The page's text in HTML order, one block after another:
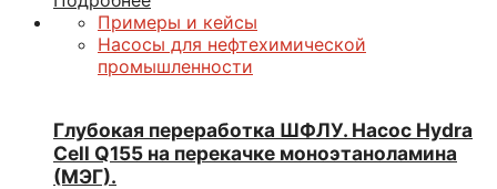
Примеры и кейсы
Насосы для нефтехимической
промышленности
Глубокая переработка ШФЛУ. Насос Hydra
Cell Q155 на перекачке моноэтаноламина
(МЭГ).